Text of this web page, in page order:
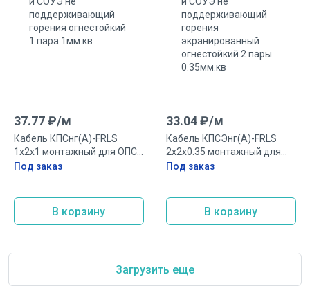
37.77₽/м
Кабель КПСнг(А)-FRLS
1х2х1 монтажный для ОПС
и СОУЭ не
Под заказ
В корзину
33.04₽/м
Кабель КПСЭнг(А)-FRLS
2х2х0.35 монтажный для
ОПС и СОУЭ не
огнестойкий 2 пары
0.35мм.кв
Под заказ
В корзину
Загрузить еще